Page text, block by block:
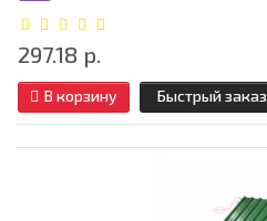
297.18 р.
В корзину Быстрый заказ